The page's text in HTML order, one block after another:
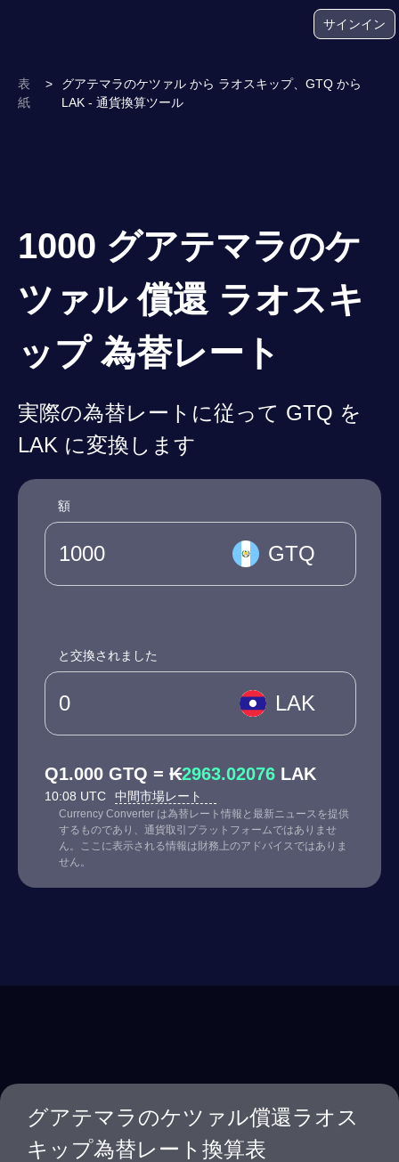
サインイン
表
紙
>
グアテマラのケツァル から ラオスキップ、GTQ から
LAK - 通貨換算ツール
1000 グアテマラのケ
ツァル 償還 ラオスキ
ップ 為替レート
実際の為替レートに従って GTQ を
LAK に変換します
額
GTQ
と交換されました
LAK
Q1.000 GTQ = ₭2963.02076 LAK
10:08 UTC 中間市場レート
Currency Converter は為替レート情報と最新ニュースを提供
するものであり、通貨取引プラットフォームではありませ
ん。ここに表示される情報は財務上のアドバイスではありま
せん。
グアテマラのケツァル償還ラオス
キップ為替レート換算表